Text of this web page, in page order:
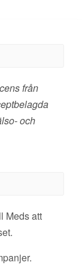
från
och
Meds att